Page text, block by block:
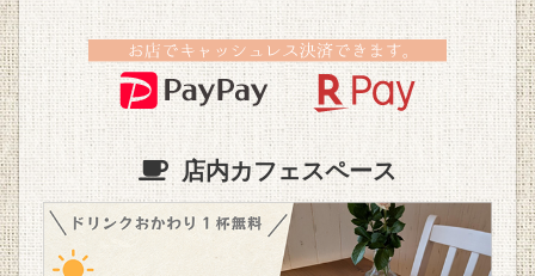
店内カフェスペース